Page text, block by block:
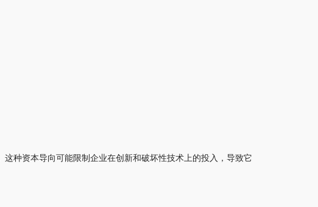
种资本导向可能限制企业在创新和破坏性技术上的投入，导致它